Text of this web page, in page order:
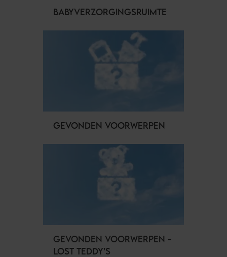
BABYVERZORGINGSRUIMTE
GEVONDEN VOORWERPEN
GEVONDEN VOORWERPEN -
LOST TEDDY’S